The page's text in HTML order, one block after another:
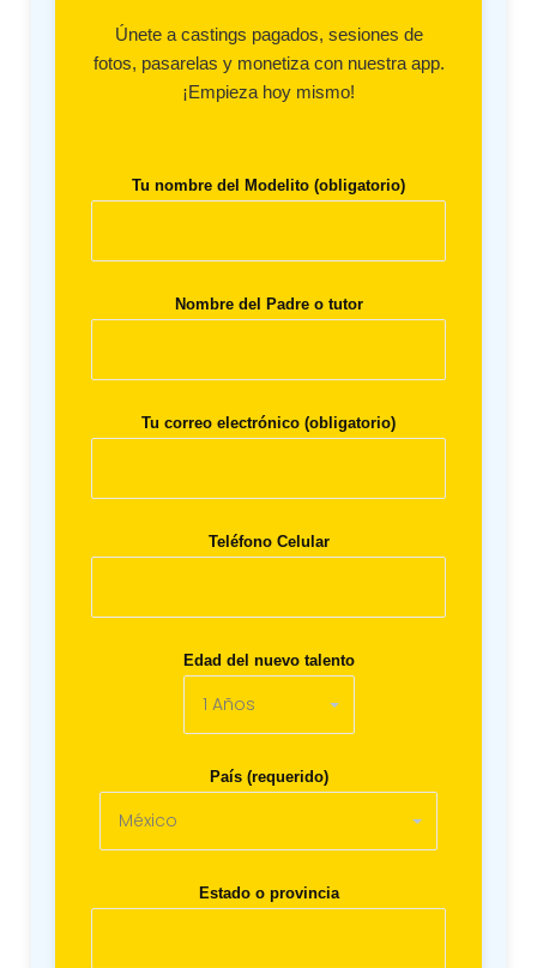
Únete a castings pagados, sesiones de
fotos, pasarelas y monetiza con nuestra app.
¡Empieza hoy mismo!
Tu nombre del Modelito (obligatorio)
Nombre del Padre o tutor
Tu correo electrónico (obligatorio)
Teléfono Celular
Edad del nuevo talento
País (requerido)
Estado o provincia